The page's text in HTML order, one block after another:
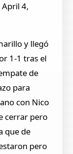
April 4,
y llegó
1-1 tras el
de
para
con Nico
cerrar pero
que de
pero